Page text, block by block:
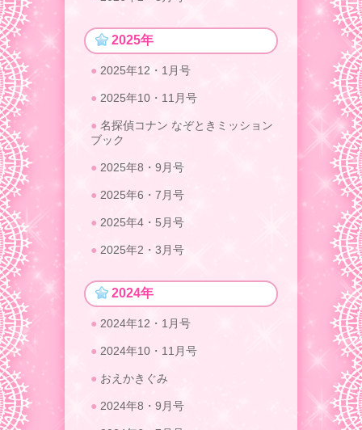
2025年
2025年12・1月号
2025年10・11月号
名探偵コナン なぞときミッション
ブック
2025年8・9月号
2025年6・7月号
2025年4・5月号
2025年2・3月号
2024年
2024年12・1月号
2024年10・11月号
おえかきぐみ
2024年8・9月号